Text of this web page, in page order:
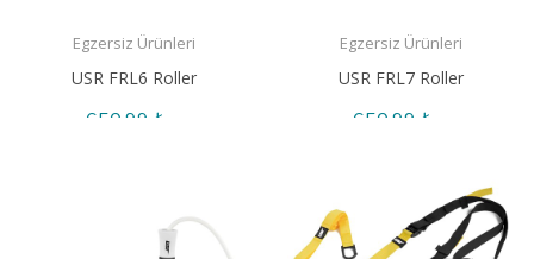
Egzersiz Ürünleri
USR FRL6 Roller
650,99 ₺
Egzersiz Ürünleri
USR FRL7 Roller
650,99 ₺